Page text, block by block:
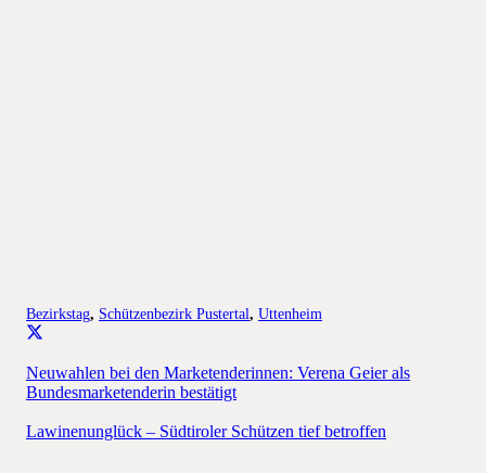
Bezirkstag, Schützenbezirk Pustertal, Uttenheim
Neuwahlen bei den Marketenderinnen: Verena Geier als
Bundesmarketenderin bestätigt
Lawinenunglück – Südtiroler Schützen tief betroffen